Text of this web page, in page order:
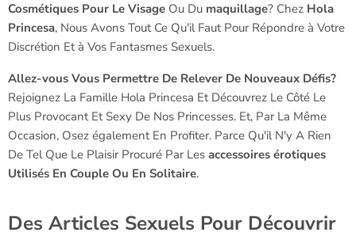
Cosmétiques Pour Le Visage Ou Du maquillage? Chez Hola
Princesa, Nous Avons Tout Ce Qu'il Faut Pour Répondre à Votre
Discrétion Et à Vos Fantasmes Sexuels.
Allez-vous Vous Permettre De Relever De Nouveaux Défis?
Rejoignez La Famille Hola Princesa Et Découvrez Le Côté Le
Plus Provocant Et Sexy De Nos Princesses. Et, Par La Même
Occasion, Osez également En Profiter. Parce Qu'il N'y A Rien
De Tel Que Le Plaisir Procuré Par Les accessoires érotiques
Utilisés En Couple Ou En Solitaire.
Des Articles Sexuels Pour Découvrir